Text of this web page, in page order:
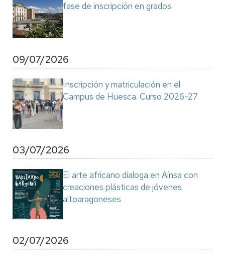
fase de inscripción en grados
09/07/2026
Inscripción y matriculación en el
Campus de Huesca. Curso 2026-27
03/07/2026
El arte africano dialoga en Aínsa con
creaciones plásticas de jóvenes
altoaragoneses
02/07/2026